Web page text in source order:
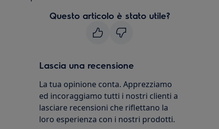
Questo articolo è stato utile?
Lascia una recensione
La tua opinione conta. Apprezziamo
ed incoraggiamo tutti i nostri clienti a
lasciare recensioni che riflettano la
loro esperienza con i nostri prodotti.